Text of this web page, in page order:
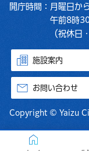
開庁時間： 月曜日か
午前8時
（祝休日
施設案内
お問い合わせ
Copyright © Yaizu